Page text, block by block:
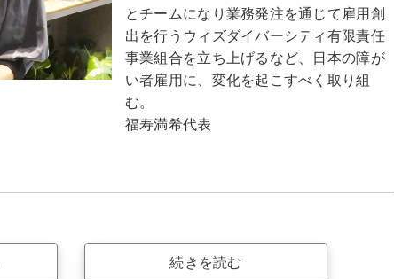
とチームになり業務発注を通じて雇用創
出を行うウィズダイバーシティ有限責任
事業組合を立ち上げるなど、日本の障が
い者雇用に、変化を起こすべく取り組
む。
福寿満希代表
続きを読む